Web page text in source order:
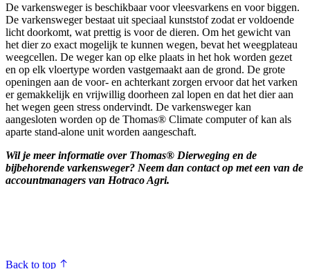
De varkensweger is beschikbaar voor vleesvarkens en voor biggen.
De varkensweger bestaat uit speciaal kunststof zodat er voldoende
licht doorkomt, wat prettig is voor de dieren. Om het gewicht van
het dier zo exact mogelijk te kunnen wegen, bevat het weegplateau
weegcellen. De weger kan op elke plaats in het hok worden gezet
en op elk vloertype worden vastgemaakt aan de grond. De grote
openingen aan de voor- en achterkant zorgen ervoor dat het varken
er gemakkelijk en vrijwillig doorheen zal lopen en dat het dier aan
het wegen geen stress ondervindt. De varkensweger kan
aangesloten worden op de Thomas® Climate computer of kan als
aparte stand-alone unit worden aangeschaft.
Wil je meer informatie over Thomas® Dierweging en de
bijbehorende varkensweger? Neem dan contact op met een van de
accountmanagers van Hotraco Agri.
Back to top